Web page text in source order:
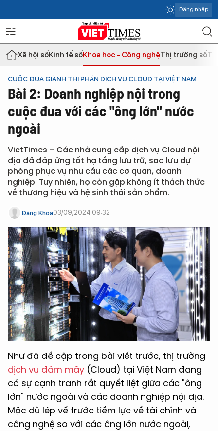
Đăng nhập
Xã hội sốKinh tế sốKhoa học - Công nghệThị trường số
CUỘC ĐUA GIÀNH THỊ PHẦN DỊCH VỤ CLOUD TẠI VIỆT NAM
Bài 2: Doanh nghiệp nội trong
cuộc đua với các "ông lớn" nước
ngoài
VietTimes – Các nhà cung cấp dịch vụ Cloud nội
địa đã đáp ứng tốt hạ tầng lưu trữ, sao lưu dự
phòng phục vụ nhu cầu các cơ quan, doanh
nghiệp. Tuy nhiên, họ còn gặp không ít thách thức
về thương hiệu và hệ sinh thái sản phẩm.
Đăng Khoa03/09/2024 09:32
Như đã đề cập trong bài viết trước, thị trường
dịch vụ đám mây (Cloud) tại Việt Nam đang
có sự cạnh tranh rất quyết liệt giữa các "ông
lớn" nước ngoài và các doanh nghiệp nội địa.
Mặc dù lép vế trước tiềm lực về tài chính và
công nghệ so với các ông lớn nước ngoài,